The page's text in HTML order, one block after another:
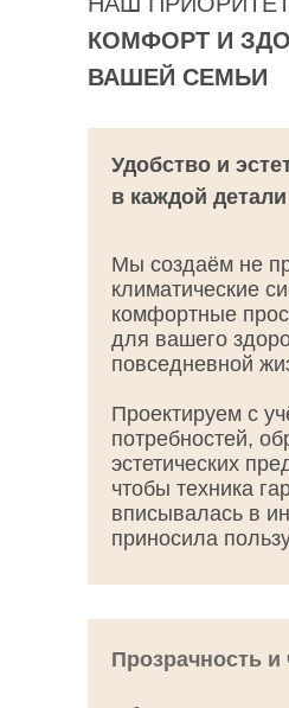
КОМФОРТ И
ВАШЕЙ СЕМЬИ
Прозрачность и
Удобство и
в каждой детали
Мы создаём не
климатические
комфортные
для вашего
повседневной
Проектируем с
потребностей,
эстетических
чтобы техника
вписывалась в
приносила